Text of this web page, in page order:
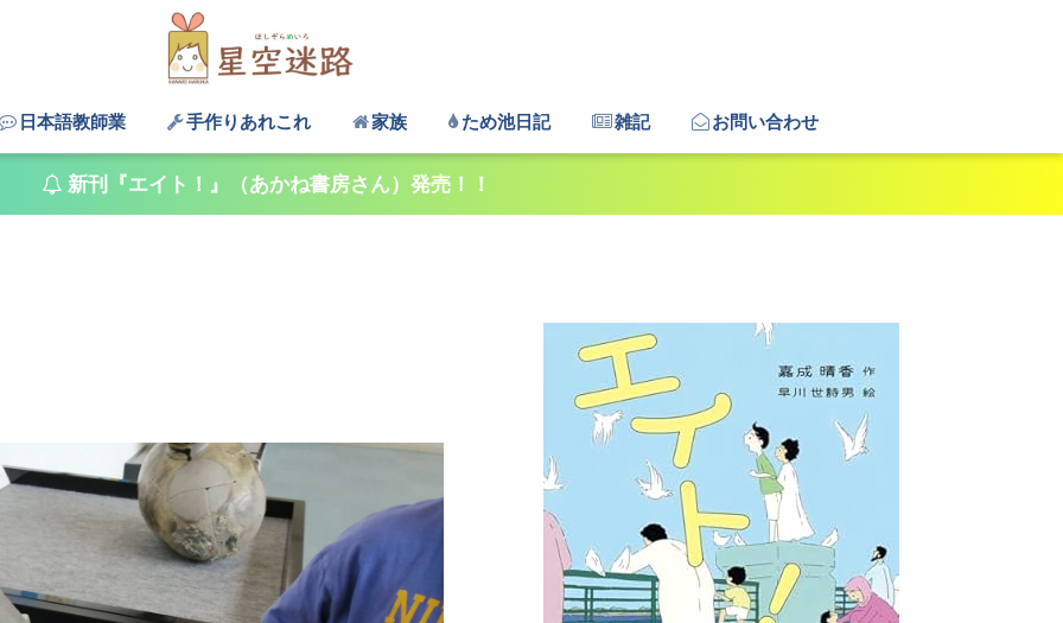
日本語教師業 手作りあれこれ 家族 ため池日記 雑記 お問い合わせ
新刊『エイト！』（あかね書房さん）発売！！